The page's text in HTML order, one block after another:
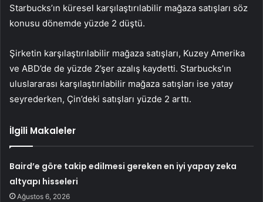
Starbucks’ın küresel karşılaştırılabilir mağaza satışları söz
konusu dönemde yüzde 2 düştü.
Şirketin karşılaştırılabilir mağaza satışları, Kuzey Amerika
ve ABD’de de yüzde 2’şer azalış kaydetti. Starbucks’ın
uluslararası karşılaştırılabilir mağaza satışları ise yatay
seyrederken, Çin’deki satışları yüzde 2 arttı.
İlgili Makaleler
Baird’e göre takip edilmesi gereken en iyi yapay zeka
altyapı hisseleri
Ağustos 6, 2026